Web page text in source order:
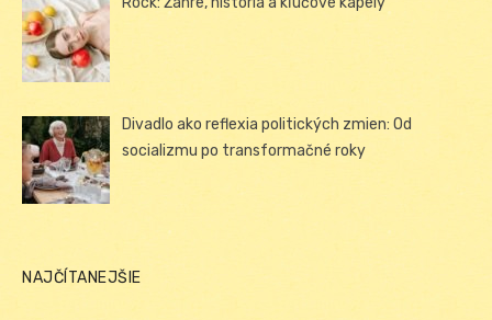
Divadlo ako reflexia politických zmien: Od
socializmu po transformačné roky
NAJČÍTANEJŠIE